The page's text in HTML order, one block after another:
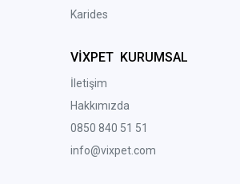
Karides
VİXPET KURUMSAL
İletişim
Hakkımızda
0850 840 51 51
info@vixpet.com